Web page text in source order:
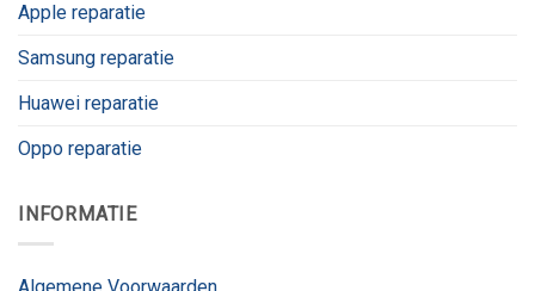
Apple reparatie
Samsung reparatie
Huawei reparatie
Oppo reparatie
INFORMATIE